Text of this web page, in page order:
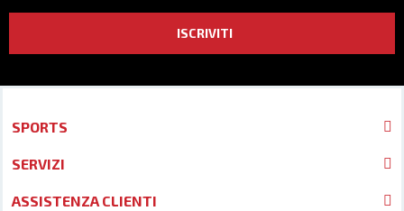
ISCRIVITI
SPORTS
SERVIZI
ASSISTENZA CLIENTI